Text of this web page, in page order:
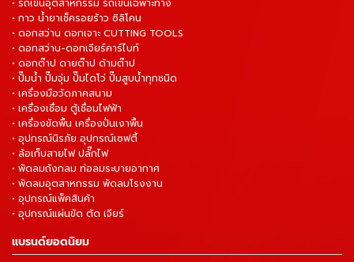
• รถเข็นอุตสาหกรรม รถเข็นเฉพาะทาง
• กาว น้ำยาเช็ครอยร้าว ซิลิโคน
• ดอกสว่าน ดอกเจาะ CUTTING TOOLS
• ดอกสว่าน-ดอกเจียร์คาร์ไบท์
• ดอกต๊าป ดายต๊าป ด้ามต๊าป
• ปั๊มน้ำ ปั๊มจุ่ม ปั๊มไดโว่ ปั๊มสูบน้ำทุกชนิด
• เครื่องมือวัดภาคสนาม
• เครื่องเชื่อม ตู้เชื่อมไฟฟ้า
• เครื่องขัดพื้น เครื่องปั่นเงาพื้น
• อุปกรณ์นิรภัย อุปกรณ์เซฟตี้
• ล้อเก็บสายไฟ ปลั๊กไฟ
• พัดลมถังกลม ท่อลมระบายอากาศ
• พัดลมอุตสาหกรรม พัดลมโรงงาน
• อุปกรณ์แพ็คสินค้า
• อุปกรณ์แผ่นขัด ตัด เจียร์
แบรนด์ยอดนิยม